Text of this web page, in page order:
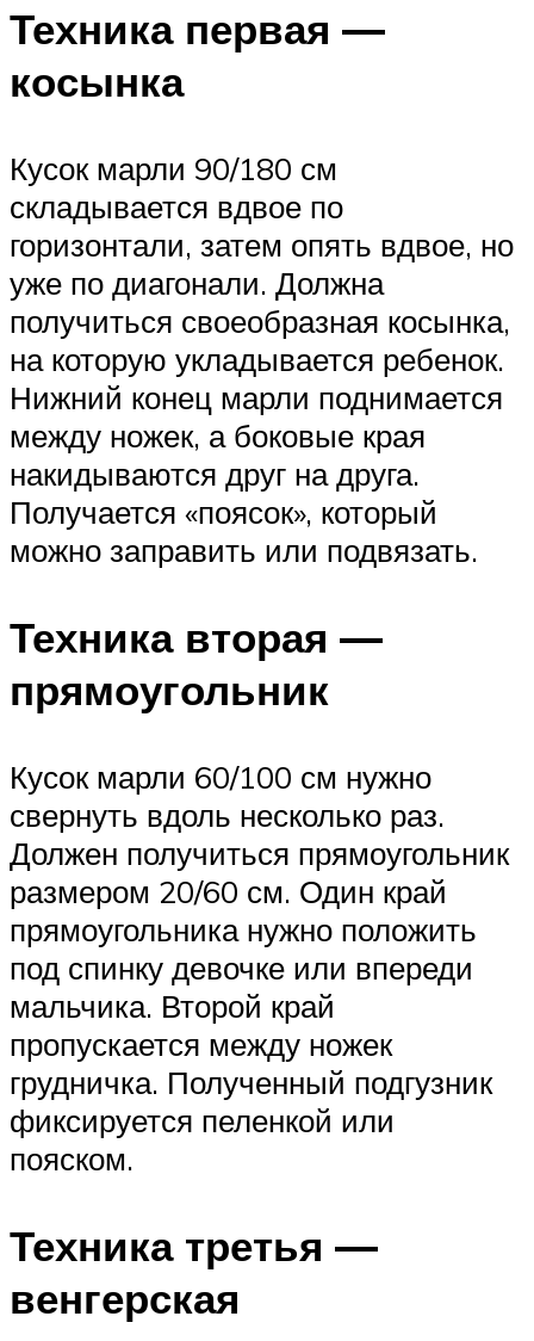
Техника первая —
косынка
Кусок марли 90/180 см
складывается вдвое по
горизонтали, затем опять вдвое, но
уже по диагонали. Должна
получиться своеобразная косынка,
на которую укладывается ребенок.
Нижний конец марли поднимается
между ножек, а боковые края
накидываются друг на друга.
Получается «поясок», который
можно заправить или подвязать.
Техника вторая —
прямоугольник
Кусок марли 60/100 см нужно
свернуть вдоль несколько раз.
Должен получиться прямоугольник
размером 20/60 см. Один край
прямоугольника нужно положить
под спинку девочке или впереди
мальчика. Второй край
пропускается между ножек
грудничка. Полученный подгузник
фиксируется пеленкой или
пояском.
Техника третья —
венгерская